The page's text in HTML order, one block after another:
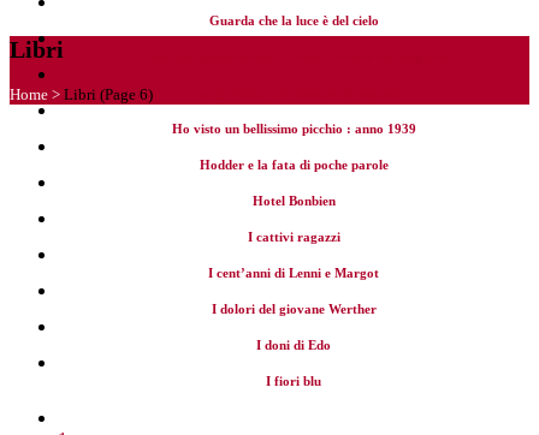
Libri
Home > Libri (Page 6)
Guarda che la luce è del cielo
Ho visto un bellissimo picchio : anno 1939
Hodder e la fata di poche parole
Hotel Bonbien
I cattivi ragazzi
I cent’anni di Lenni e Margot
I dolori del giovane Werther
I doni di Edo
I fiori blu